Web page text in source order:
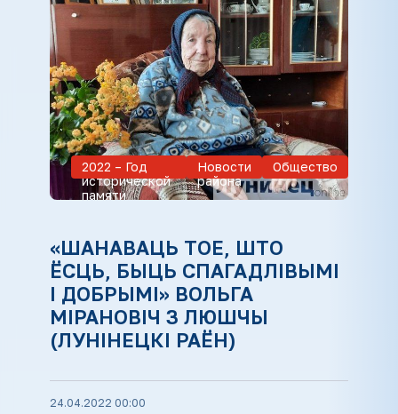
2022 – Год
исторической
памяти
Новости
района
Общество
«ШАНАВАЦЬ ТОЕ, ШТО
ЁСЦЬ, БЫЦЬ СПАГАДЛІВЫМІ
І ДОБРЫМІ» ВОЛЬГА
МІРАНОВІЧ З ЛЮШЧЫ
(ЛУНІНЕЦКІ РАЁН)
24.04.2022 00:00